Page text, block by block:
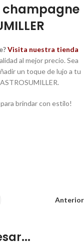
champagne
Visita nuestra tienda
al mejor precio. Sea
un toque de lujo a tu
brindar con estilo!
Anterior